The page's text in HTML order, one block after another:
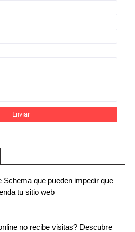
Schema que pueden impedir que
tu sitio web
no recibe visitas? Descubre